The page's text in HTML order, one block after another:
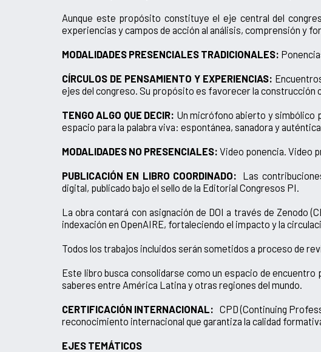
Aunque este propósito constituye el eje central del
experiencias y campos de acción al análisis, comprensión y
MODALIDADES PRESENCIALES TRADICIONALES:
CÍRCULOS DE PENSAMIENTO Y EXPERIENCIAS:
ejes del congreso. Su propósito es favorecer la
TENGO ALGO QUE DECIR: Un micrófono abierto y simbólico
espacio para la palabra viva: espontánea, sanadora y auténtica.
MODALIDADES NO PRESENCIALES: Video ponencia. Video
PUBLICACIÓN EN LIBRO COORDINADO: Las
digital, publicado bajo el sello de la Editorial Congresos PI.
La obra contará con asignación de DOI a través de Zenodo
indexación en OpenAIRE, fortaleciendo el impacto y la
Todos los trabajos incluidos serán sometidos a proceso de
Este libro busca consolidarse como un espacio de
saberes entre América Latina y otras regiones del mundo.
CERTIFICACIÓN INTERNACIONAL: CPD (Continuing
reconocimiento internacional que garantiza la calidad
EJES TEMÁTICOS